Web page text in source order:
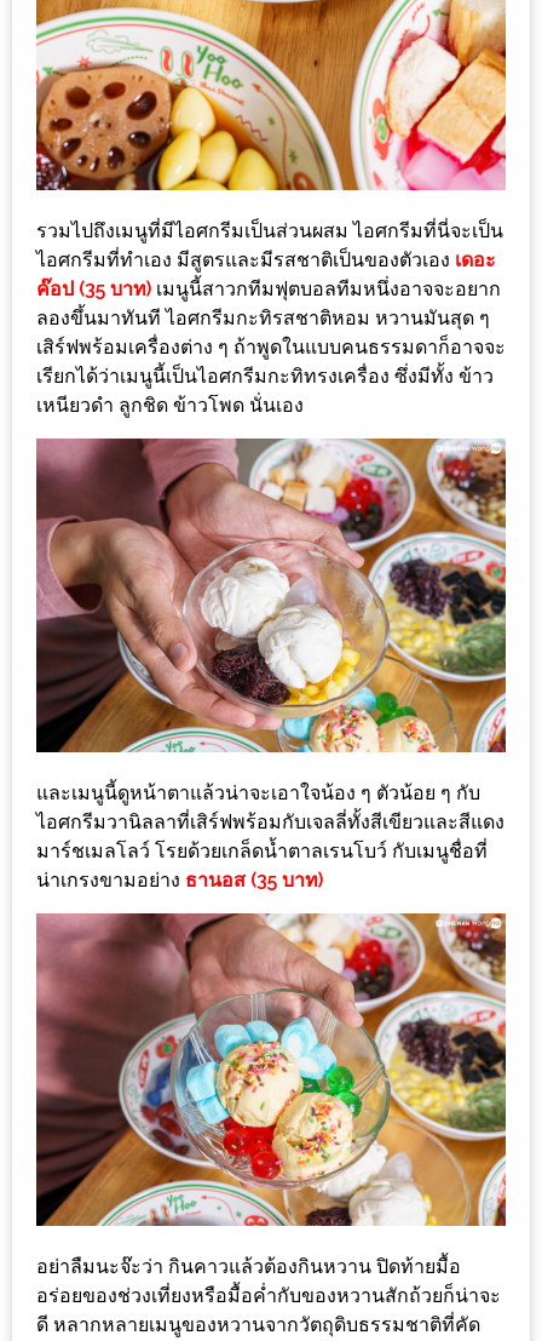
ดำ
คู
โร
บูต
ะ
สุด
เด็ด
ที่
AIKO
(THE
UP,
RAMA
อาหาร
โดน
ใจ
ภาพ
ใส
ปิ๊
งด้วย
HUAWEI
G7
PLUS
สมา
ร์ท
โฟน
ที่
กิน
โดย
เฉพาะ
อิ่ม
ไม่
อั้น
กิน
ไม่
ยั้ง
รวมไปถึงเมนูที่มีไอศกรีมเป็นส่วนผสม ไอศกรีมที่นี่จะเป็น
ไอศกรีมที่ทำเอง มีสูตรและมีรสชาติเป็นของตัวเอง เดอะ
ค๊อป (35 บาท) เมนูนี้สาวกทีมฟุตบอลทีมหนึ่งอาจจะอยาก
ลองขึ้นมาทันที ไอศกรีมกะทิรสชาติหอม หวานมันสุด ๆ
เสิร์ฟพร้อมเครื่องต่าง ๆ ถ้าพูดในแบบคนธรรมดาก็อาจจะ
เรียกได้ว่าเมนูนี้เป็นไอศกรีมกะทิทรงเครื่อง ซึ่งมีทั้ง ข้าว
เหนียวดำ ลูกชิด ข้าวโพด นั่นเอง
และเมนูนี้ดูหน้าตาแล้วน่าจะเอาใจน้อง ๆ ตัวน้อย ๆ กับ
ไอศกรีมวานิลลาที่เสิร์ฟพร้อมกับเจลลี่ทั้งสีเขียวและสีแดง
มาร์ชเมลโลว์ โรยด้วยเกล็ดน้ำตาลเรนโบว์ กับเมนูชื่อที่
น่าเกรงขามอย่าง ธานอส (35 บาท)
อย่าลืมนะจ๊ะว่า กินคาวแล้วต้องกินหวาน ปิดท้ายมื้อ
อร่อยของช่วงเที่ยงหรือมื้อค่ำกับของหวานสักถ้วยก็น่าจะ
ดี หลากหลายเมนูของหวานจากวัตถุดิบธรรมชาติที่คัด